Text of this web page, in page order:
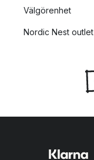
Välgörenhet
Nordic Nest outlet